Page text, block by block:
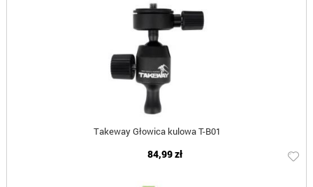
Takeway Głowica kulowa T-B01
84,99 zł